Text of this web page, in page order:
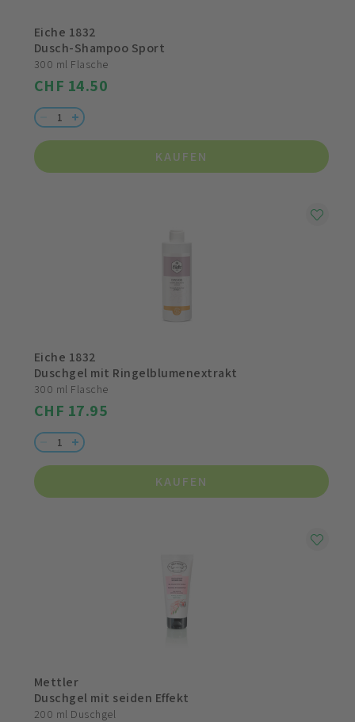
Eiche 1832
Dusch-Shampoo Sport
300 ml Flasche
CHF 14.50
KAUFEN
Eiche 1832
Duschgel mit Ringelblumenextrakt
300 ml Flasche
CHF 17.95
KAUFEN
Mettler
Duschgel mit seiden Effekt
200 ml Duschgel